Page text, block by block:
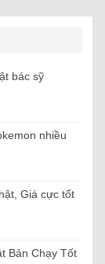
bác sỹ
nhiều
Giá cực tốt
Bản Chạy Tốt